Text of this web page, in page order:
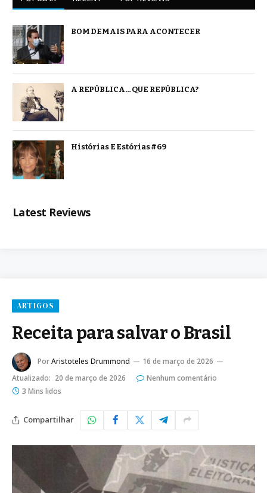
BOM DEMAIS PARA ACONTECER
A REPÚBLICA… QUE REPÚBLICA?
Histórias E Estórias #69
Latest Reviews
ARTIGOS
Receita para salvar o Brasil
PorAristoteles Drummond
16 de março de 2026
Atualizado: 20 de março de 2026
Nenhum comentário
3 Mins lidos
Compartilhar